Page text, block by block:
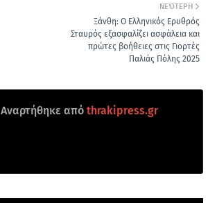
ΝΕΌΤΕΡΗ
Ξάνθη: Ο Ελληνικός Ερυθρός
Σταυρός εξασφαλίζει ασφάλεια και
πρώτες βοήθειες στις Γιορτές
Παλιάς Πόλης 2025
Αναρτήθηκε από thrakipress.gr